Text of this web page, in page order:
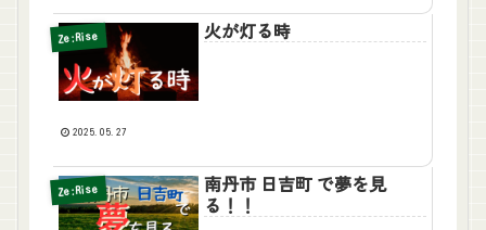
Ze:Rise 火が灯る時
2025.05.27
Ze:Rise
南丹市 日吉町 で夢を見
る！！